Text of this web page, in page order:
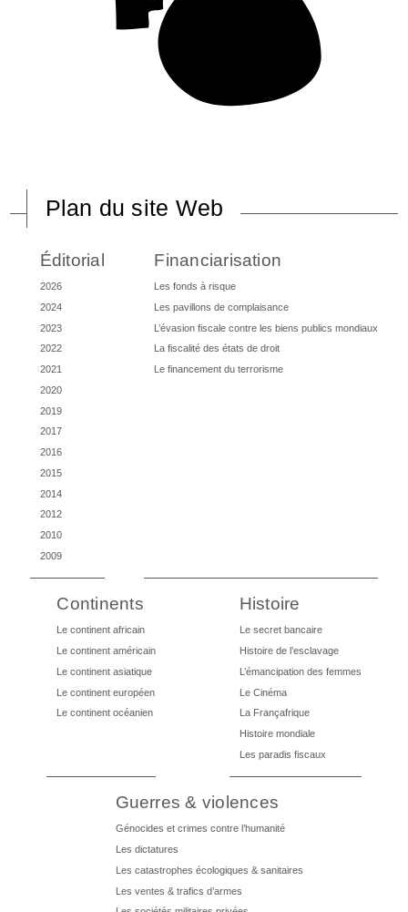
Plan du site Web
Éditorial
2026
2024
2023
2022
2021
2020
2019
2017
2016
2015
2014
2012
2010
2009
Financiarisation
Les fonds à risque
Les pavillons de complaisance
L’évasion fiscale contre les biens publics mondiaux
La fiscalité des états de droit
Le financement du terrorisme
Continents
Le continent africain
Le continent américain
Le continent asiatique
Le continent européen
Le continent océanien
Histoire
Le secret bancaire
Histoire de l’esclavage
L’émancipation des femmes
Le Cinéma
La Françafrique
Histoire mondiale
Les paradis fiscaux
Guerres & violences
Génocides et crimes contre l’humanité
Les dictatures
Les catastrophes écologiques & sanitaires
Les ventes & trafics d’armes